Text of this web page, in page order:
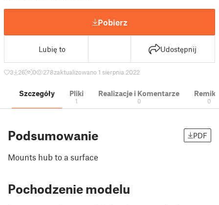
Pobierz
Lubię to Udostępnij
3 26 0 278zaktualizowano 1 sierpnia 2022
Szczegóły Pliki
1
Realizacje i Komentarze
0 0
Podsumowanie PDF
Mounts hub to a surface
Pochodzenie modelu